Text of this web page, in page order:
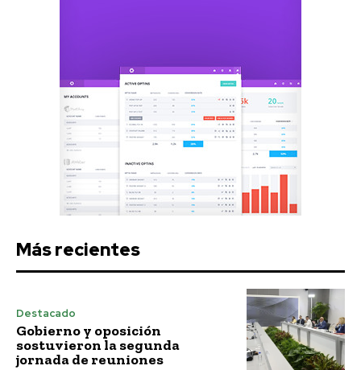
Más recientes
Destacado
Gobierno y oposición
sostuvieron la segunda
jornada de reuniones